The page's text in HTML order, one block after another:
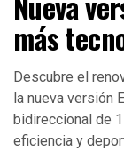
más
Descubre el
la nueva versión
bidireccional de
eficiencia y